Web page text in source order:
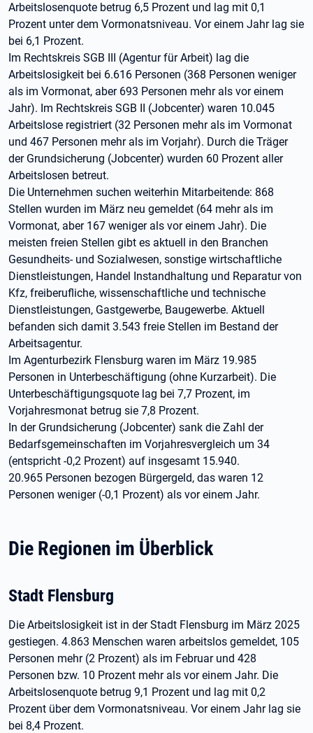
Arbeitslosenquote betrug 6,5 Prozent und lag mit 0,1
Prozent unter dem Vormonatsniveau. Vor einem Jahr lag sie
bei 6,1 Prozent.
Im Rechtskreis SGB III (Agentur für Arbeit) lag die
Arbeitslosigkeit bei 6.616 Personen (368 Personen weniger
als im Vormonat, aber 693 Personen mehr als vor einem
Jahr). Im Rechtskreis SGB II (Jobcenter) waren 10.045
Arbeitslose registriert (32 Personen mehr als im Vormonat
und 467 Personen mehr als im Vorjahr). Durch die Träger
der Grundsicherung (Jobcenter) wurden 60 Prozent aller
Arbeitslosen betreut.
Die Unternehmen suchen weiterhin Mitarbeitende: 868
Stellen wurden im März neu gemeldet (64 mehr als im
Vormonat, aber 167 weniger als vor einem Jahr). Die
meisten freien Stellen gibt es aktuell in den Branchen
Gesundheits- und Sozialwesen, sonstige wirtschaftliche
Dienstleistungen, Handel Instandhaltung und Reparatur von
Kfz, freiberufliche, wissenschaftliche und technische
Dienstleistungen, Gastgewerbe, Baugewerbe. Aktuell
befanden sich damit 3.543 freie Stellen im Bestand der
Arbeitsagentur.
Im Agenturbezirk Flensburg waren im März 19.985
Personen in Unterbeschäftigung (ohne Kurzarbeit). Die
Unterbeschäftigungsquote lag bei 7,7 Prozent, im
Vorjahresmonat betrug sie 7,8 Prozent.
In der Grundsicherung (Jobcenter) sank die Zahl der
Bedarfsgemeinschaften im Vorjahresvergleich um 34
(entspricht -0,2 Prozent) auf insgesamt 15.940.
20.965 Personen bezogen Bürgergeld, das waren 12
Personen weniger (-0,1 Prozent) als vor einem Jahr.
Die Regionen im Überblick
Stadt Flensburg
Die Arbeitslosigkeit ist in der Stadt Flensburg im März 2025
gestiegen. 4.863 Menschen waren arbeitslos gemeldet, 105
Personen mehr (2 Prozent) als im Februar und 428
Personen bzw. 10 Prozent mehr als vor einem Jahr. Die
Arbeitslosenquote betrug 9,1 Prozent und lag mit 0,2
Prozent über dem Vormonatsniveau. Vor einem Jahr lag sie
bei 8,4 Prozent.